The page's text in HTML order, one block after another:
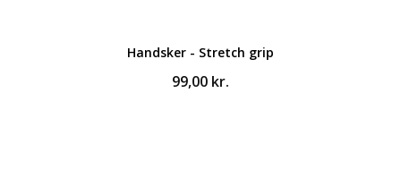
Handsker - Stretch grip
99,00 kr.